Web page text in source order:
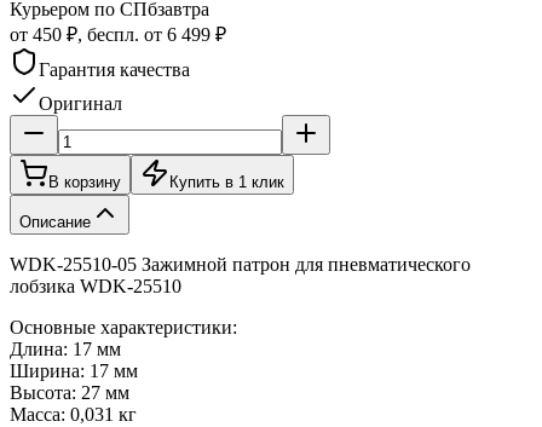
Курьером по СПбзавтра
от 450 ₽, беспл. от 6 499 ₽
Гарантия качества
Оригинал
В корзину Купить в 1 клик
Описание
WDK-25510-05 Зажимной патрон для пневматического
лобзика WDK-25510
Основные характеристики:
Длина: 17 мм
Ширина: 17 мм
Высота: 27 мм
Масса: 0,031 кг